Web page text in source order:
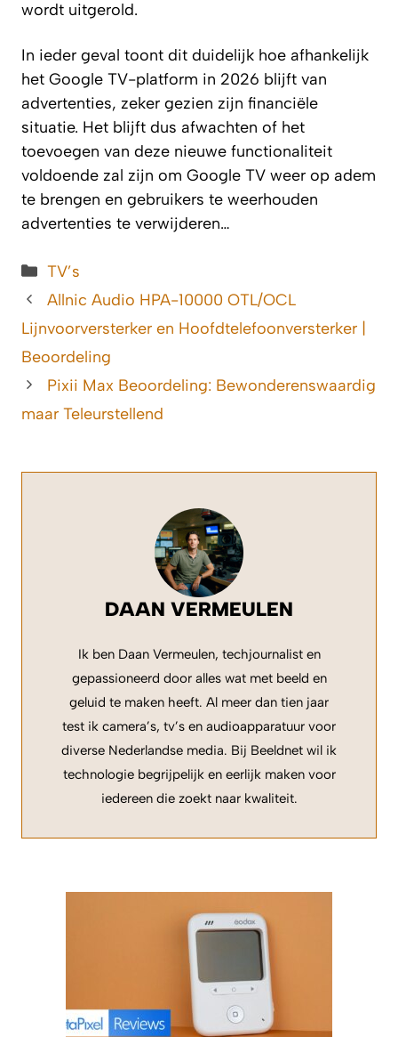
wordt uitgerold.
In ieder geval toont dit duidelijk hoe afhankelijk
het Google TV-platform in 2026 blijft van
advertenties, zeker gezien zijn financiële
situatie. Het blijft dus afwachten of het
toevoegen van deze nieuwe functionaliteit
voldoende zal zijn om Google TV weer op adem
te brengen en gebruikers te weerhouden
advertenties te verwijderen…
Categorieën
TV’s
Allnic Audio HPA-10000 OTL/OCL
Lijnvoorversterker en Hoofdtelefoonversterker |
Beoordeling
Pixii Max Beoordeling: Bewonderenswaardig
maar Teleurstellend
DAAN VERMEULEN
Ik ben Daan Vermeulen, techjournalist en
gepassioneerd door alles wat met beeld en
geluid te maken heeft. Al meer dan tien jaar
test ik camera’s, tv’s en audioapparatuur voor
diverse Nederlandse media. Bij Beeldnet wil ik
technologie begrijpelijk en eerlijk maken voor
iedereen die zoekt naar kwaliteit.